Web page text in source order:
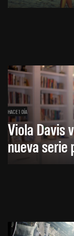
HACE 1 DÍA
Viola Davis
nueva serie